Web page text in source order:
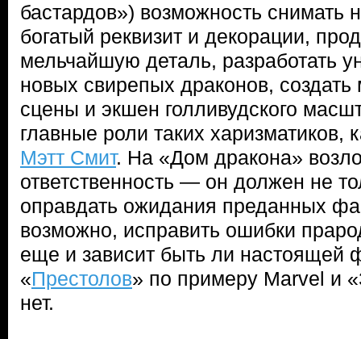
бастардов») возможность снимать
богатый реквизит и декорации,
мельчайшую деталь, разработать
новых свирепых драконов,
сцены и экшен голливудского
главные роли таких харизматиков,
Мэтт Смит. На «Дом дракона»
ответственность — он должен не
оправдать ожидания преданных
возможно, исправить ошибки
еще и зависит быть ли настоящей
«Престолов» по примеру Marvel и
нет.